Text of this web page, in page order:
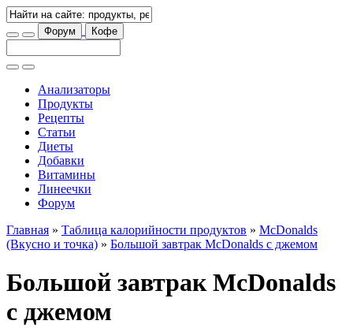
Форум Кофе
Анализаторы
Продукты
Рецепты
Статьи
Диеты
Добавки
Витамины
Линеечки
Форум
Главная » Таблица калорийности продуктов » McDonalds
(Вкусно и точка) » Большой завтрак McDonalds с джемом
Большой завтрак McDonalds
с джемом